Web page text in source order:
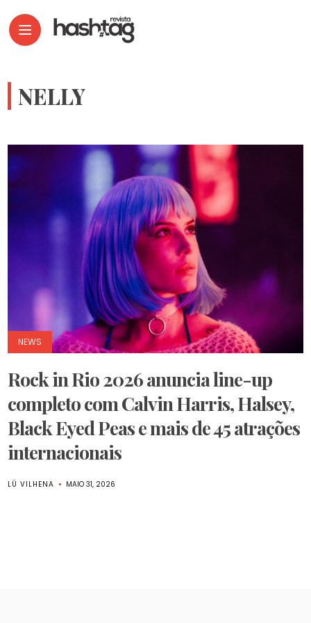
NELLY
NEWS
Rock in Rio 2026 anuncia line-up
completo com Calvin Harris, Halsey,
Black Eyed Peas e mais de 45 atrações
internacionais
LÚ VILHENA MAIO 31, 2026